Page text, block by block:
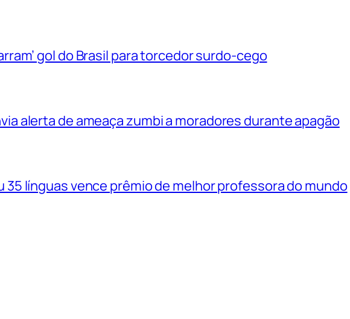
gol do Brasil para torcedor surdo-cego
alerta de ameaça zumbi a moradores durante apagão
35 línguas vence prêmio de melhor professora do mundo